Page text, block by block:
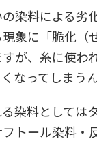
染料による劣
象に「脆化（
が、糸に使わ
なってしまうん
染料としては
トール染料・